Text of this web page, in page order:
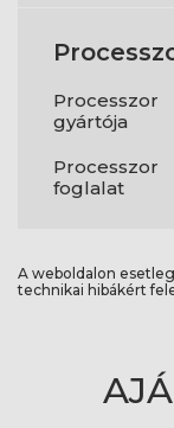
Processzor
gyártója
Processzor
foglalat
A weboldalon
technikai hibákért